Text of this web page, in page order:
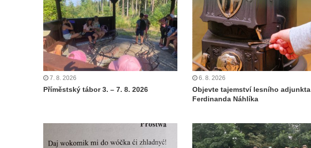
7. 8. 2026
Příměstský tábor 3. – 7. 8. 2026
6. 8. 2026
Objevte tajemství lesního adjunkta
Ferdinanda Náhlíka